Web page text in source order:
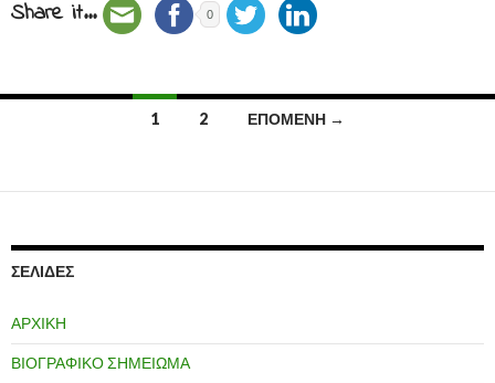
Share it... 0
άρθρων
1 2 ΕΠΌΜΕΝΗ →
ΣΕΛΊΔΕΣ
ΑΡΧΙΚΗ
ΒΙΟΓΡΑΦΙΚΟ ΣΗΜΕΙΩΜΑ